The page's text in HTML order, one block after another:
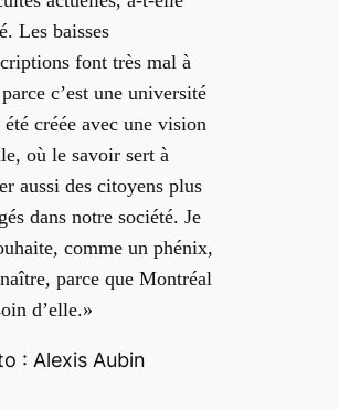
Les baisses
font très mal à
c’est une université
créée avec une vision
, où le savoir sert à
aussi des citoyens plus
dans notre société. Je
comme un phénix,
parce que Montréal
d’elle.»
: Alexis Aubin